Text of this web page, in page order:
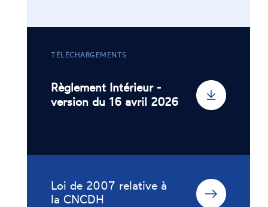
TÉLÉCHARGEMENTS
Règlement Intérieur -
version du 16 avril 2026
Loi de 2007 relative à
la CNCDH